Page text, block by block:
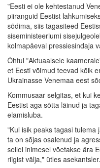
"Eesti ei ole kehtestanud
piiranguid Eestist
sõdima, siis tagasiteed
siseministeeriumi
kolmapäeval pressiesindaja
Õhtul "Aktuaalsele
et Eesti võimud teevad kõik
Ukrainasse Venemaa eest
Kommusaar selgitas, et kui
Eestist aga sõtta läinud ja
elamisluba.
"Kui isik peaks tagasi
ta on sõjas osalenud ja
sellel inimesel võetakse ära
riigist välja," ütles asekantsler.